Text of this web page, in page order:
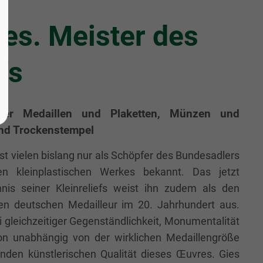
Meister des
Medaillen und Plaketten, Münzen und
Trockenstempel
vielen bislang nur als Schöpfer des Bundesadlers
kleinplastischen Werkes bekannt. Das jetzt
seiner Kleinreliefs weist ihn zudem als den
deutschen Medailleur im 20. Jahrhundert aus.
Gegenständlichkeit, Monumentalität
unabhängig von der wirklichen Medaillengröße
künstlerischen Qualität dieses Œuvres. Gies